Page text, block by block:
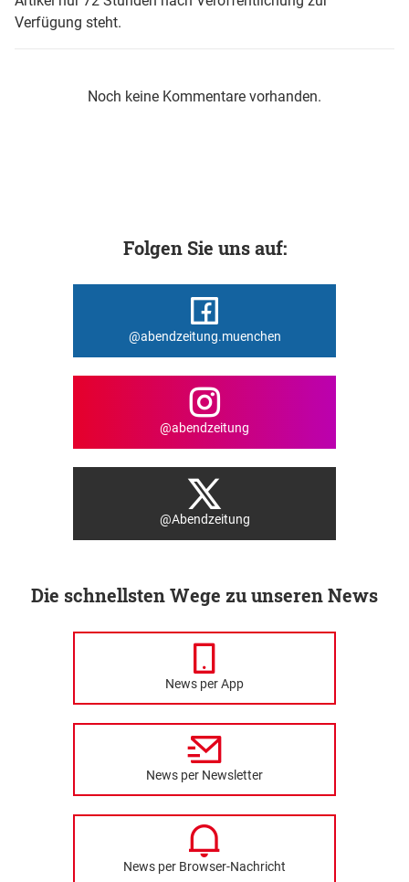
Verfügung steht.
Noch keine Kommentare vorhanden.
Folgen Sie uns auf:
@abendzeitung.muenchen
@abendzeitung
@Abendzeitung
Die schnellsten Wege zu unseren News
News per App
News per Newsletter
News per Browser-Nachricht